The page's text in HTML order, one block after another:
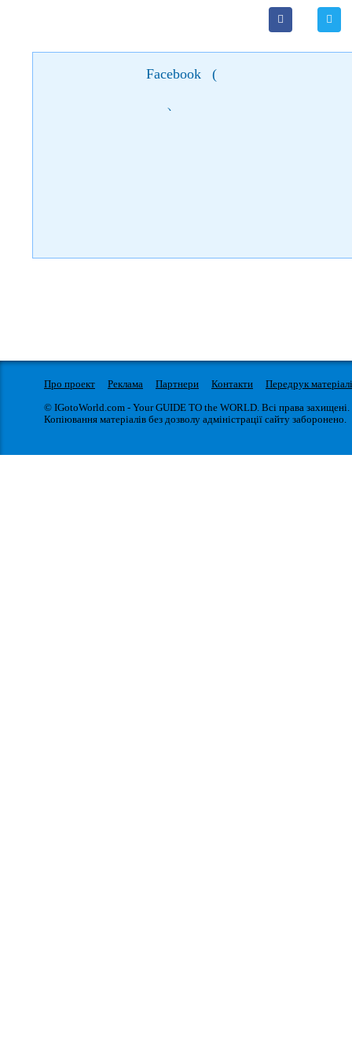
Facebook (
)
Про проект Реклама Партнери Контакти
Передрук
© IGotoWorld.com - Your GUIDE TO the WORLD. Всі права захищені.
Копіювання матеріалів без дозволу адміністрації сайту заборонено.